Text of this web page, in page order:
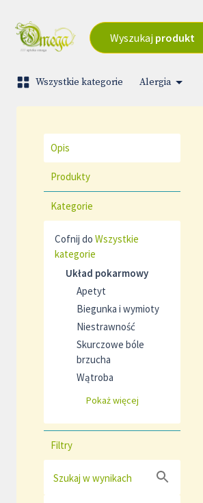
Wyszukaj produkt
Wszystkie kategorie Alergia
Opis
Produkty
Kategorie
Cofnij do Wszystkie
kategorie
Układ pokarmowy
Apetyt
Biegunka i wymioty
Niestrawność
Skurczowe bóle
brzucha
Wątroba
Pokaż więcej
Filtry
Szukaj w wynikach